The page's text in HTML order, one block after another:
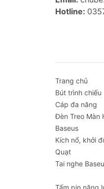
Hotline:
Trang chủ
Bút trình chiếu
Cáp đa năng
Đèn Treo Màn
Baseus
Kích nổ, khởi
Quạt
Tai nghe
Tấm pin năng